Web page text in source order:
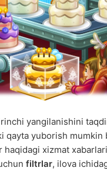
yangilanishini
qayta yuborish mumkin
haqidagi xizmat
filtrlar, ilova